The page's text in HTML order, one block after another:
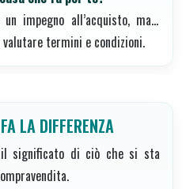
impegno all’acquisto, ma…
termini e condizioni.
LA DIFFERENZA
il significato di ciò che si sta